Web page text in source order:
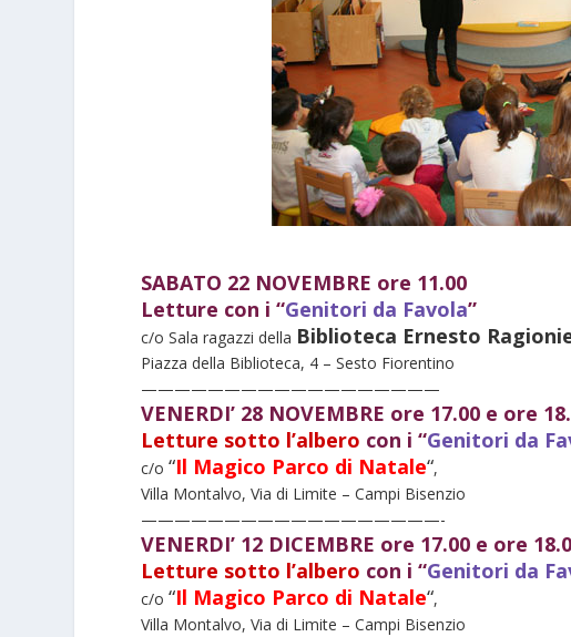
SABATO 22 NOVEMBRE ore 11.00
Letture con i “Genitori da Favola”
c/o Sala ragazzi della Biblioteca Ernesto
Piazza della Biblioteca, 4 – Sesto Fiorentino
——————————————————
VENERDI’ 28 NOVEMBRE ore 17.00 e ore
Letture sotto l’albero con i “Genitori da
c/o“Il Magico Parco di Natale“,
Villa Montalvo, Via di Limite – Campi Bisenzio
——————————————————-
VENERDI’ 12 DICEMBRE ore 17.00 e ore
Letture sotto l’albero con i “Genitori da
c/o“Il Magico Parco di Natale“,
Villa Montalvo, Via di Limite – Campi Bisenzio